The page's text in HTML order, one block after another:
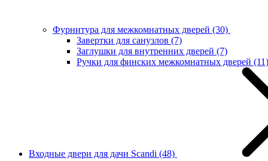
Фурнитура для межкомнатных дверей (30)
Завертки для санузлов (7)
Заглушки для внутренних дверей (7)
Ручки для финских межкомнатных дверей (11)
Входные двери для дачи Scandi (48)